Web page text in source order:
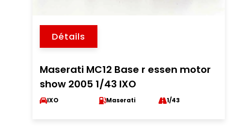
Détails
Maserati MC12 Base r essen motor
show 2005 1/43 IXO
IXO Maserati 1/43